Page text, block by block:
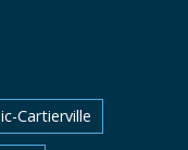
Cartierville